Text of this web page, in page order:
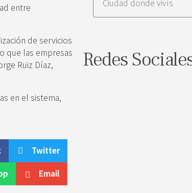
entre
de servicios
que las empresas
Ruiz Díaz,
en el sistema,
Twitter
Email
Redes